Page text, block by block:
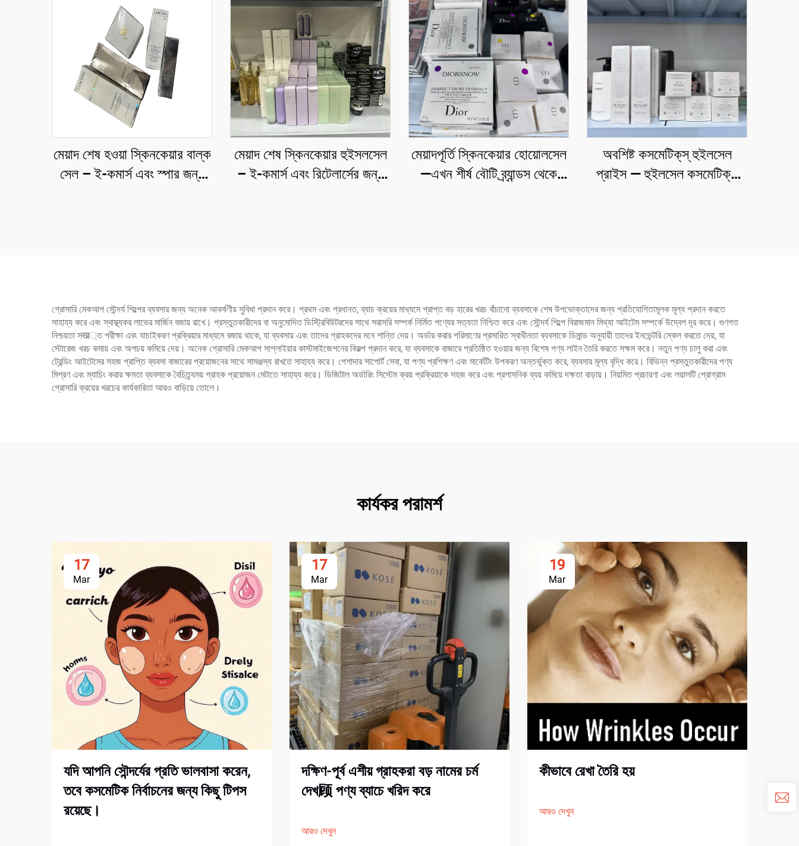
মেয়াদ শেষ হওয়া স্কিনকেয়ার বাল্ক
সেল – ই-কমার্স এবং স্পার জন্য
মেয়াদ শেষ স্কিনকেয়ার হুইসলসেল
– ই-কমার্স এবং রিটেলার্সের জন্য
মেয়াদপূর্তি স্কিনকেয়ার হোয়োলসেল
—এখন শীর্ষ বৌটি ব্র্যান্ডস থেকে
অবশিষ্ট কসমেটিক্‌স্ হুইলসেল
প্রাইস — হুইলসেল কসমেটিক্‌স্
গ্রোসারি মেকআপ সৌন্দর্য শিল্পের ব্যবসার জন্য অনেক আকর্ষণীয় সুবিধা প্রদান করে। প্রথম এবং প্রধানত, ব্যাচ ক্রয়ের মাধ্যমে প্রাপ্ত বড় হারের খরচ বাঁচানো ব্যবসাকে শেষ উপভোক্তাদের জন্য প্রতিযোগিতামূলক মূল্য প্রদান করতে
সাহায্য করে এবং স্বাস্থ্যকর লাভের মার্জিন বজায় রাখে। প্রস্তুতকারীদের বা অনুমোদিত ডিস্ট্রিবিউটরদের সাথে সরাসরি সম্পর্ক নির্মিত পণ্যের সত্যতা নিশ্চিত করে এবং সৌন্দর্য শিল্পে বিরাজমান মিথ্যা আইটেম সম্পর্কে উদ্বেগ দূর করে। গুণগত
নিশ্চয়তা সख্ত পরীক্ষা এবং যাচাইকরণ প্রক্রিয়ার মাধ্যমে বজায় থাকে, যা ব্যবসায় এবং তাদের গ্রাহকদের মনে শান্তি দেয়। অর্ডার করার পরিমাণের প্রসারিত স্বাধীনতা ব্যবসাকে ডিমান্ড অনুযায়ী তাদের ইনভেন্টরি স্কেল করতে দেয়, যা
স্টোরেজ খরচ কমায় এবং অপচয় কমিয়ে দেয়। অনেক গ্রোসারি মেকআপ সাপ্লাইয়ার কাস্টমাইজেশনের বিকল্প প্রদান করে, যা ব্যবসাকে বাজারে প্রতিষ্ঠিত হওয়ার জন্য বিশেষ পণ্য লাইন তৈরি করতে সক্ষম করে। নতুন পণ্য চালু করা এবং
ট্রেন্ডিং আইটেমের সহজ প্রাপ্তি ব্যবসা বাজারের প্রয়োজনের সাথে সামঞ্জস্য রাখতে সাহায্য করে। পেশাদার সাপোর্ট সেবা, যা পণ্য প্রশিক্ষণ এবং মার্কেটিং উপকরণ অন্তর্ভুক্ত করে, ব্যবসার মূল্য বৃদ্ধি করে। বিভিন্ন প্রস্তুতকারীদের পণ্য
মিশ্রণ এবং ম্যাচিং করার ক্ষমতা ব্যবসাকে বৈচিত্র্যময় গ্রাহক প্রয়োজন মেটাতে সাহায্য করে। ডিজিটাল অর্ডারিং সিস্টেম ক্রয় প্রক্রিয়াকে সহজ করে এবং প্রশাসনিক ব্যয় কমিয়ে দক্ষতা বাড়ায়। নিয়মিত প্রচারণা এবং লয়ালটি প্রোগ্রাম
গ্রোসারি ক্রয়ের খরচের কার্যকারিতা আরও বাড়িয়ে তোলে।
কার্যকর পরামর্শ
17
Mar
যদি আপনি সৌন্দর্যের প্রতি ভালবাসা করেন,
তবে কসমেটিক নির্বাচনের জন্য কিছু টিপস
রয়েছে।
17
Mar
দক্ষিণ-পূর্ব এশীয় গ্রাহকরা বড় নামের চর্ম
দেখ顾 পণ্য ব্যাচে খরিদ করে
আরও দেখুন
19
Mar
কীভাবে রেখা তৈরি হয়
আরও দেখুন